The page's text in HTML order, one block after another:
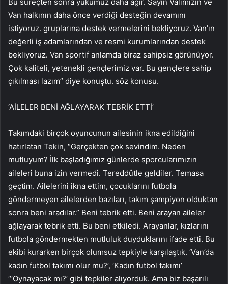
Van halkının daha önce verdiği desteğin devamını
istiyoruz. gruplarına destek vermelerini bekliyoruz. Van’ın
değerli iş adamlarından ve resmi kurumlarından destek
bekliyoruz. Van sportif anlamda biraz sahipsiz görünüyor.
Çok kaliteli, yetenekli gençlerimiz var. Bu gençlere sahip
çıkılması lazım” diye konuştu. söz konusu.
‘AİLELER BENİ AĞLAYARAK TEBRİK ETTİ’
Takımdaki birçok oyuncunun ailesinin ikna edildiğini
hatırlatan Tekin, “Gerçekten çok sevindim. Neden
mutluyum? İlk başladığımız günlerde sporcularımızın
aileleri buna izin vermedi. Tereddütle geldiler. Temasa
geçtim. Ailelerini ikna ettim, çocuklarını futbola
göndermeyen ailelerden bazıları, takım şampiyon olduktan
sonra beni aradılar.” Beni tebrik etti. Beni arayan aileler
ağlayarak tebrik etti. Bu beni etkiledi. Arayanlar, kızlarını
futbola göndermekten mutluluk duyduklarını ifade etti. Bu
ekibi kurarken birçok olumsuz tepkiyle karşılaştık. ‘Van’da
kadın futbol takımı olur mu?’, ‘Kadın futbol takımı’
“‘Oynayacak mı?’ gibi tepkiler alıyorduk. Ama biz başarılı